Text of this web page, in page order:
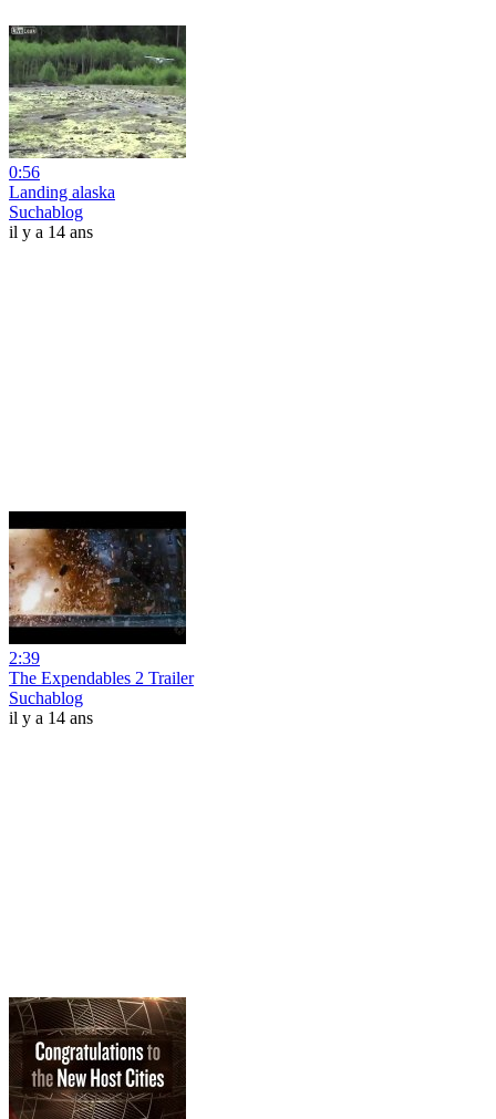
0:56
Landing alaska
Suchablog
il y a 14 ans
2:39
The Expendables 2 Trailer
Suchablog
il y a 14 ans